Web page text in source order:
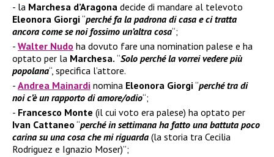
la Marchesa d’Aragona decide di mandare al televoto
Eleonora Giorgi“perché fa la padrona di casa e ci tratta
ancora come se noi fossimo un’altra cosa“;
Walter Nudo ha dovuto fare una nomination palese e ha
optato per la Marchesa. “Solo perché la vorrei vedere più
popolana“, specifica l’attore.
Andrea Mainardi nomina Eleonora Giorgi“perché tra di
noi c’è un rapporto di amore/odio“;
Francesco Monte (il cui voto era palese) ha optato per
Ivan Cattaneo “perché in settimana ha fatto una battuta poco
carina su una cosa che mi riguarda (la storia tra Cecilia
Rodriguez e Ignazio Moser)”;